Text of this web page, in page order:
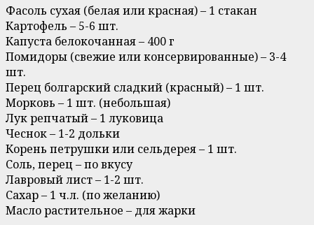
Фасоль сухая (белая или красная) – 1 стакан
Картофель – 5-6 шт.
Капуста белокочанная – 400 г
Помидоры (свежие или консервированные) – 3-4
шт.
Перец болгарский сладкий (красный) – 1 шт.
Морковь – 1 шт. (небольшая)
Лук репчатый – 1 луковица
Чеснок – 1-2 дольки
Корень петрушки или сельдерея – 1 шт.
Соль, перец – по вкусу
Лавровый лист – 1-2 шт.
Сахар – 1 ч.л. (по желанию)
Масло растительное – для жарки